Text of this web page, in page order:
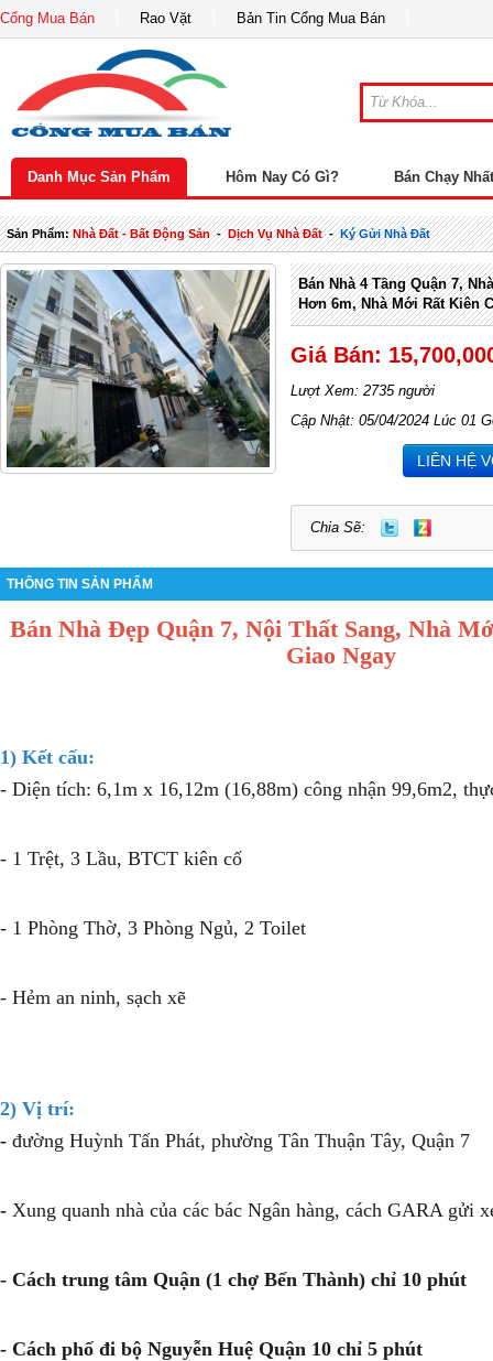
Cổng Mua Bán Rao Vặt Bản Tin Cổng Mua Bán
Danh Mục Sản Phẩm Hôm Nay Có Gì? Bán Chạy Nhất
Sản Phẩm:Nhà Đất - Bất Động Sản-Dịch Vụ Nhà Đất-Ký Gửi Nhà Đất
Bán Nhà 4 Tầng Quận 7,
Hơn 6m, Nhà Mới Rất Kiên
Giá Bán:
Lượt Xem: 2735 người
Cập Nhật: 05/04/2024 Lúc 01
LIÊN HỆ
Chia Sẽ:
THÔNG TIN SẢN PHẨM
Bán Nhà Đẹp Quận 7, Nội Thất Sang, Nhà
Giao Ngay
1) Kết cấu:
- Diện tích: 6,1m x 16,12m (16,88m) công nhận 99,6m2,
- 1 Trệt, 3 Lầu, BTCT kiên cố
- 1 Phòng Thờ, 3 Phòng Ngủ, 2 Toilet
- Hẻm an ninh, sạch xẽ
2) Vị trí:
- đường Huỳnh Tấn Phát, phường Tân Thuận Tây, Quận 7
- Xung quanh nhà của các bác Ngân hàng, cách GARA gửi
- Cách trung tâm Quận (1 chợ Bến Thành) chỉ 10 phút
- Cách phố đi bộ Nguyễn Huệ Quận 10 chỉ 5 phút